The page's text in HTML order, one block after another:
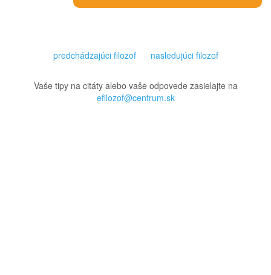
predchádzajúci filozof nasledujúci filozof
Vaše tipy na citáty alebo vaše odpovede zasielajte na
efilozof@centrum.sk